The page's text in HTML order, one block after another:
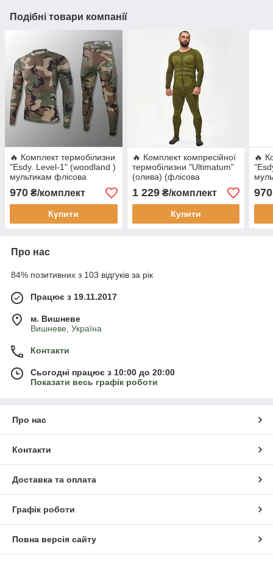
Подібні товари компанії
🔥 Комплект термобілизни
"Esdy. Level-1" (woodland )
мультикам флісова
термобілизна зимовий
тактичне, зсу, нгу
970 ₴/комплект
Купити
🔥 Комплект компресійної
термобілизни "Ultimatum"
(олива) (флісова
термобілизна тактичне)
1 229₴/комплект
Купити
🔥
970
Про нас
84% позитивних з 103 відгуків за рік
Працює з 19.11.2017
м. Вишневе
Вишневе, Україна
Контакти
Сьогодні працює з 10:00 до 20:00
Показати весь графік роботи
Про нас
Контакти
Доставка та оплата
Графік роботи
Повна версія сайту